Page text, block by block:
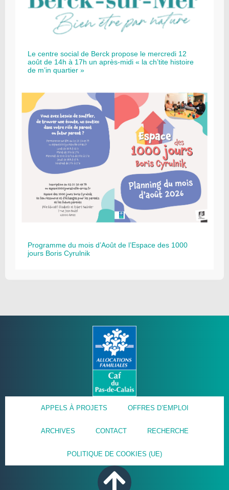
Le centre social de Berck propose le mercredi 12
août de 14h à 17h un après-midi « la ch’tite histoire
de m’in quartier »
Programme du mois d’Août de l’Espace des 1000
jours Boris Cyrulnik
APPELS À PROJETS OFFRES D’EMPLOI
ARCHIVES CONTACT RECHERCHE
POLITIQUE DE COOKIES (UE)